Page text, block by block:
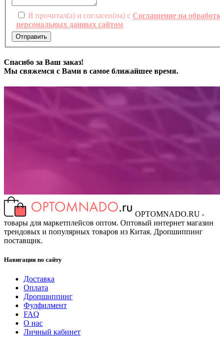
Я прочитал(а) и согласен(на) с Соглашение на
персональных данных сайтом
Отправить
Спасибо за Ваш заказ!
Мы свяжемся с Вами в самое ближайшее время.
OPTOMNADO.RU -
товары для маркетплейсов оптом. Оптовый интернет магазин
трендовых и популярных товаров из Китая. Дропшиппинг
поставщик.
Навигация по сайту
Доставка
Оплата
Дропшиппинг
Фулфилмент
FAQ
О нас
Личный кабинет